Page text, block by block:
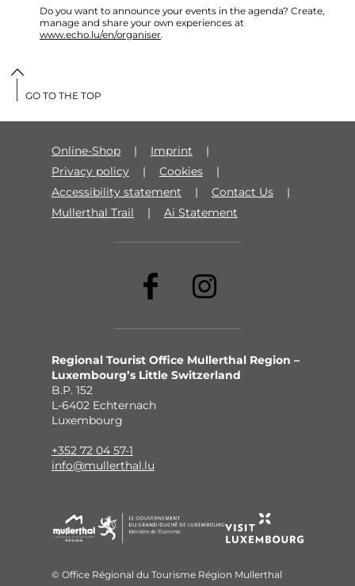
Do you want to announce your events in the agenda? Create,
manage and share your own experiences at
www.echo.lu/en/organiser.
Online-Shop
Imprint
Privacy policy
Cookies
Accessibility statement
Contact Us
Mullerthal Trail
Ai Statement
Regional Tourist Office Mullerthal Region –
Luxembourg’s Little Switzerland
B.P. 152
L-6402 Echternach
Luxembourg
+352 72 04 57-1
info@mullerthal.lu
© Office Régional du Tourisme Région Mullerthal
GO TO THE TOP